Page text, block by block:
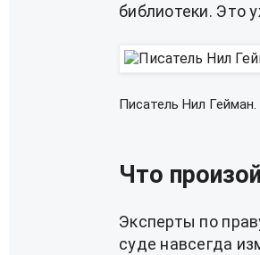
библиотеки. Это
Писатель Нил
Что
Эксперты по
суде навсегда